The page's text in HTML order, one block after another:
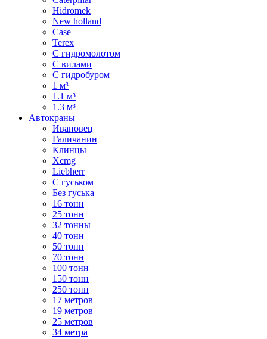
Hidromek
New holland
Case
Terex
С гидромолотом
С вилами
С гидробуром
1 м³
1.1 м³
1.3 м³
Автокраны
Ивановец
Галичанин
Клинцы
Xcmg
Liebherr
С гуськом
Без гуська
16 тонн
25 тонн
32 тонны
40 тонн
50 тонн
70 тонн
100 тонн
150 тонн
250 тонн
17 метров
19 метров
25 метров
34 метра